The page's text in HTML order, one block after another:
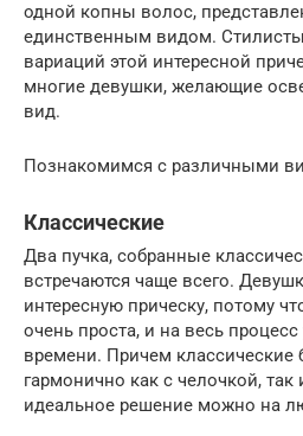
одной копны волос,
единственным видом.
вариаций этой интересной
многие девушки, желающие
вид.
Познакомимся с различными
Классические
Два пучка, собранные
встречаются чаще всего.
интересную прическу, потому
очень проста, и на весь
времени. Причем классические
гармонично как с челочкой,
идеальное решение можно на